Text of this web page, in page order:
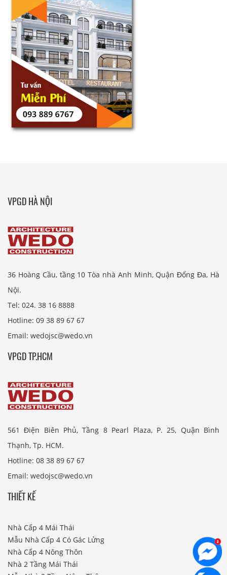
VPGD HÀ NỘI
36 Hoàng Cầu, tầng 10 Tòa nhà Anh Minh, Quận Đống Đa, Hà
Nội.
Tel: 024. 38 16 8888
Hotline: 09 38 89 67 67
Email: wedojsc@wedo.vn
VPGD TP.HCM
561 Điện Biên Phủ, Tầng 8 Pearl Plaza, P. 25, Quận Bình
Thạnh, Tp. HCM.
Hotline: 08 38 89 67 67
Email: wedojsc@wedo.vn
THIẾT KẾ
Nhà Cấp 4 Mái Thái
Mẫu Nhà Cấp 4 Có Gác Lửng
Nhà Cấp 4 Nông Thôn
Nhà 2 Tầng Mái Thái